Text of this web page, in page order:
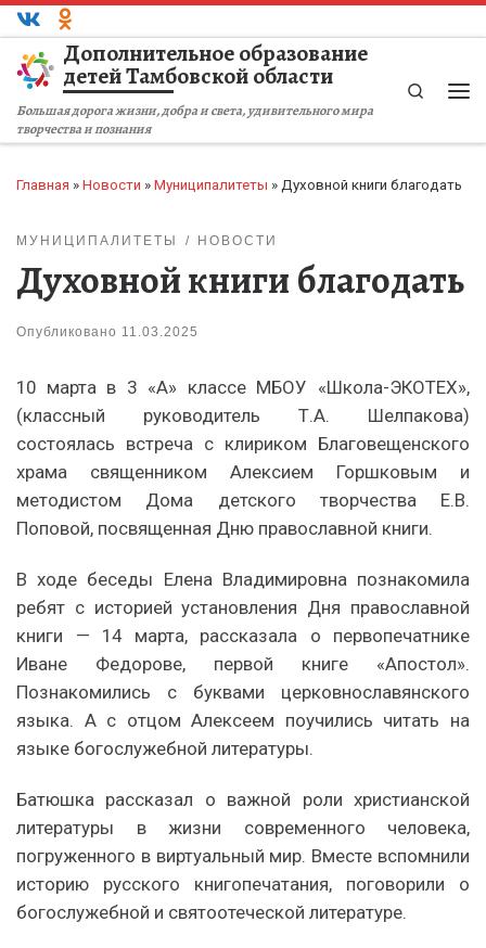
Перейти к содержимому
Дополнительное образование
детей Тамбовской области
Большая дорога жизни, добра и света, удивительного мира
творчества и познания
Search
Главная » Новости » Муниципалитеты » Духовной книги благодать
МУНИЦИПАЛИТЕТЫ НОВОСТИ
Духовной книги благодать
Опубликовано 11.03.2025
10 марта в 3 «А» классе МБОУ «Школа-ЭКОТЕХ»,
(классный руководитель Т.А. Шелпакова)
состоялась встреча с клириком Благовещенского
храма священником Алексием Горшковым и
методистом Дома детского творчества Е.В.
Поповой, посвященная Дню православной книги.
В ходе беседы Елена Владимировна познакомила
ребят с историей установления Дня православной
книги — 14 марта, рассказала о первопечатнике
Иване Федорове, первой книге «Апостол».
Познакомились с буквами церковнославянского
языка. А с отцом Алексеем поучились читать на
языке богослужебной литературы.
Батюшка рассказал о важной роли христианской
литературы в жизни современного человека,
погруженного в виртуальный мир. Вместе вспомнили
историю русского книгопечатания, поговорили о
богослужебной и святоотеческой литературе.